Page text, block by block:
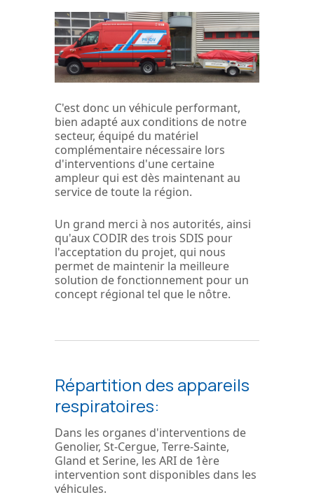
C'est donc un véhicule performant,
bien adapté aux conditions de notre
secteur, équipé du matériel
complémentaire nécessaire lors
d'interventions d'une certaine
ampleur qui est dès maintenant au
service de toute la région.
Un grand merci à nos autorités, ainsi
qu'aux CODIR des trois SDIS pour
l'acceptation du projet, qui nous
permet de maintenir la meilleure
solution de fonctionnement pour un
concept régional tel que le nôtre.
Répartition des appareils
respiratoires:
Dans les organes d'interventions de
Genolier, St-Cergue, Terre-Sainte,
Gland et Serine, les ARI de 1ère
intervention sont disponibles dans les
véhicules.